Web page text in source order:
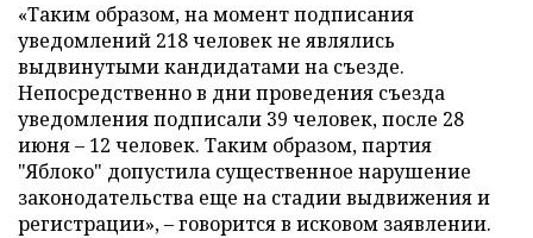
«Таким образом, на момент подписания
уведомлений 218 человек не являлись
выдвинутыми кандидатами на съезде.
Непосредственно в дни проведения съезда
уведомления подписали 39 человек, после 28
июня – 12 человек. Таким образом, партия
"Яблоко" допустила существенное нарушение
законодательства еще на стадии выдвижения и
регистрации», – говорится в исковом заявлении.